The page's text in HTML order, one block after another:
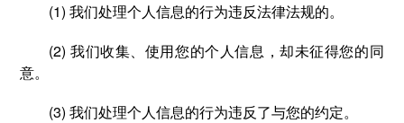
(1) 我们处理个人信息的行为违反法律法规的。
(2) 我们收集、使用您的个人信息，却未征得您的同
意。
(3) 我们处理个人信息的行为违反了与您的约定。